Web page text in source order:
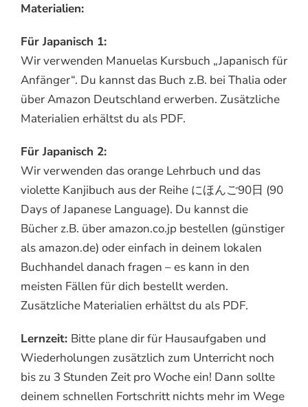
Materialien:
Für Japanisch 1:
Wir verwenden Manuelas Kursbuch „Japanisch für
Anfänger“. Du kannst das Buch z.B. bei Thalia oder
über Amazon Deutschland erwerben. Zusätzliche
Materialien erhältst du als PDF.
Für Japanisch 2:
Wir verwenden das orange Lehrbuch und das
violette Kanjibuch aus der Reihe にほんご90日 (90
Days of Japanese Language). Du kannst die
Bücher z.B. über amazon.co.jp bestellen (günstiger
als amazon.de) oder einfach in deinem lokalen
Buchhandel danach fragen – es kann in den
meisten Fällen für dich bestellt werden.
Zusätzliche Materialien erhältst du als PDF.
Lernzeit: Bitte plane dir für Hausaufgaben und
Wiederholungen zusätzlich zum Unterricht noch
bis zu 3 Stunden Zeit pro Woche ein! Dann sollte
deinem schnellen Fortschritt nichts mehr im Wege